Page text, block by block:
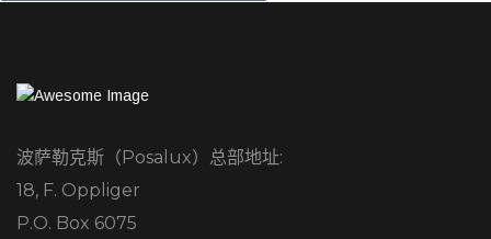
波萨勒克斯（Posalux）总部地址:
18, F. Oppliger
P.O. Box 6075